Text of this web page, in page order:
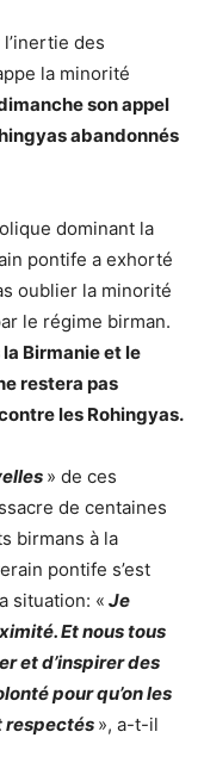
des
la minorité
son appel
abandonnés
dominant la
pontife a exhorté
oublier la minorité
le régime birman.
Birmanie et le
restera pas
les Rohingyas.
» de ces
de centaines
birmans à la
pontife s’est
situation: « Je
Et nous tous
et d’inspirer des
pour qu’on les
respectés », a-t-il